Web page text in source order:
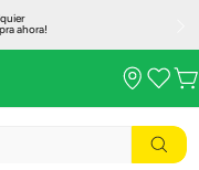
ahora!